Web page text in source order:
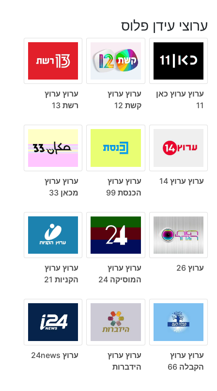
ערוצי עידן פלוס
ערוץ ערוץ כאן
11
ערוץ ערוץ
קשת 12
ערוץ ערוץ
רשת 13
ערוץ ערוץ 14
ערוץ ערוץ
הכנסת 99
ערוץ ערוץ
מכאן 33
ערוץ 26
ערוץ ערוץ
המוסיקה 24
ערוץ ערוץ
הקניות 21
ערוץ ערוץ
הקבלה 66
ערוץ ערוץ
הידברות
ערוץ 24news